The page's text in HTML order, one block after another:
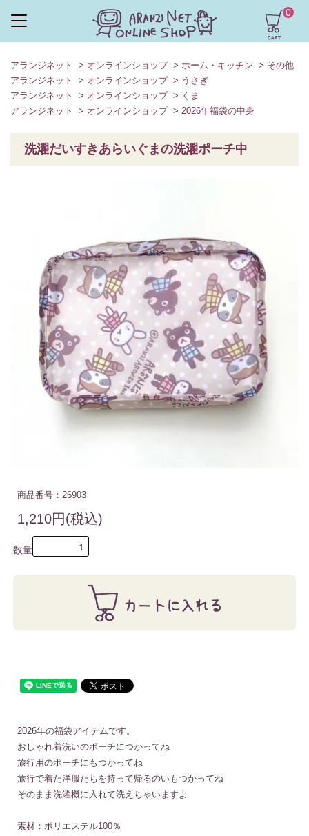
0
アランジネット > オンラインショップ > ホーム・キッチン > その他
アランジネット
> オンラインショップ > うさぎ
アランジネット
> オンラインショップ > くま
アランジネット
> オンラインショップ > 2026年福袋の中身
洗濯だいすきあらいぐまの洗濯ポーチ中
商品番号：26903
1,210円(税込)
数量
2026年の福袋アイテムです。
おしゃれ着洗いのポーチにつかってね
旅行用のポーチにもつかってね
旅行で着た洋服たちを持って帰るのいもつかってね
そのまま洗濯機に入れて洗えちゃいますよ
素材：ポリエステル100％